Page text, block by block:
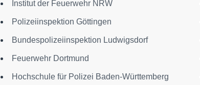
Institut der Feuerwehr NRW
Polizeiinspektion Göttingen
Bundespolizeiinspektion Ludwigsdorf
Feuerwehr Dortmund
Hochschule für Polizei Baden-Württemberg